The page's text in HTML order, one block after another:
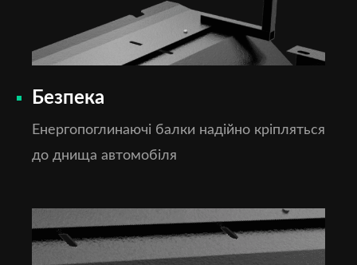
Безпека
Енергопоглинаючі балки надійно кріпляться
до днища автомобіля